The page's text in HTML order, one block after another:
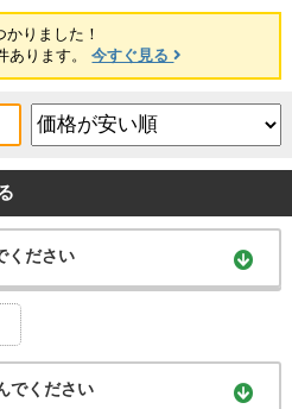
かりました！
あります。今すぐ見る
ください
でください